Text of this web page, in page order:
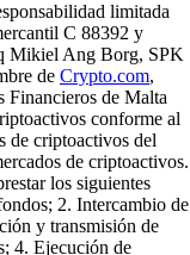
limitada
C 88392 y
Mikiel Ang Borg, SPK
de Crypto.com,
Financieros de Malta
conforme al
de criptoactivos del
de criptoactivos.
los siguientes
2. Intercambio de
y transmisión de
4. Ejecución de